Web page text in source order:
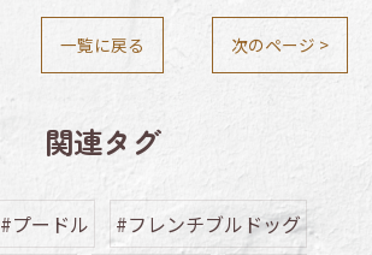
一覧に戻る 次のページ >
関連タグ
#プードル
#フレンチブルドッグ